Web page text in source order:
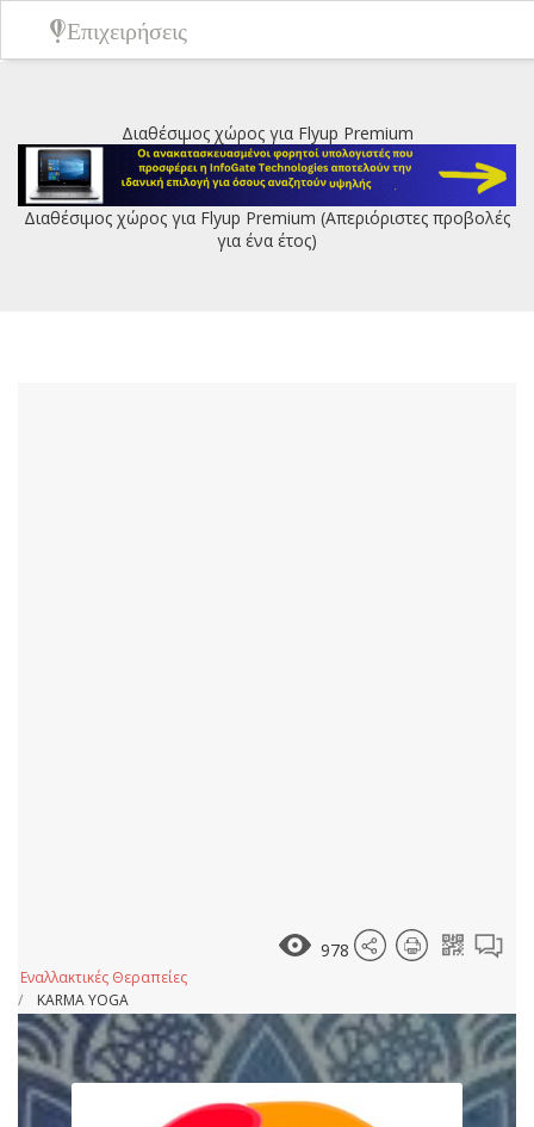
Διαθέσιμος χώρος για Flyup Premium
Διαθέσιμος χώρος για Flyup Premium (Απεριόριστες προβολές
για ένα έτος)
978
Εναλλακτικές Θεραπείες
KARMA YOGA
Επιχειρήσεις